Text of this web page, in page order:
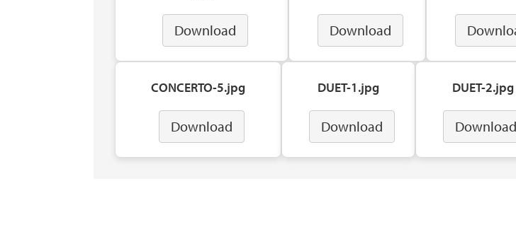
Download Download
CONCERTO-5.jpg
Download
DUET-1.jpg
Download
DUET-2.jpg
Download